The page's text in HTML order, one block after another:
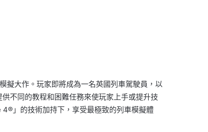
擬大作。玩家即將成為一名英國列車駕駛員，以
不同的教程和困難任務來使玩家上手或提升技
」的技術加持下，享受最極致的列車模擬體